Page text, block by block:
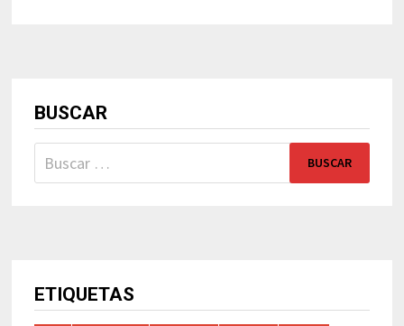
BUSCAR
Buscar:
ETIQUETAS